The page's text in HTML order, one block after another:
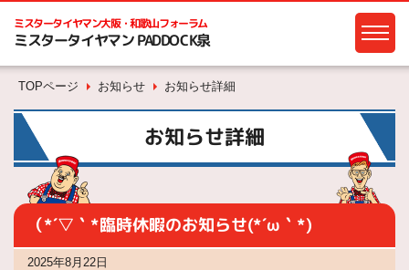
ミスタータイヤマン大阪・和歌山フォーラム
ミスタータイヤマン PADDOCK泉
TOPページ お知らせ お知らせ詳細
お知らせ詳細
（*´▽｀*臨時休暇のお知らせ(*´ω｀*)
2025年8月22日